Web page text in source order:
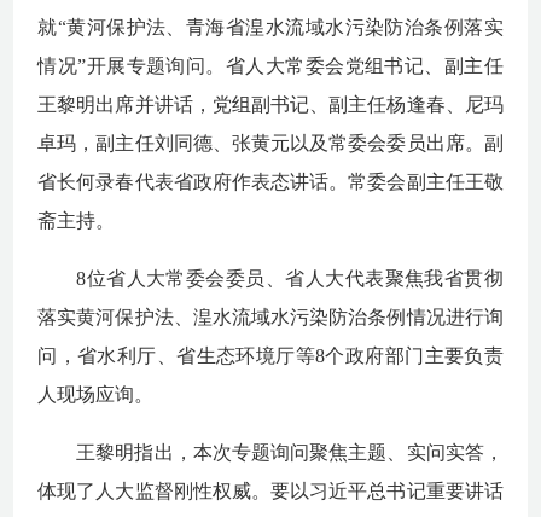
就“黄河保护法、青海省湟水流域水污染防治条例落实
情况”开展专题询问。省人大常委会党组书记、副主任
王黎明出席并讲话，党组副书记、副主任杨逢春、尼玛
卓玛，副主任刘同德、张黄元以及常委会委员出席。 副
省长何录春代表省政府作表态讲话。常委会副主任王敬
斋主持。
8位省人大常委会委员、省人大代表聚焦我省贯彻
落实黄河保护法、湟水流域水污染防治条例情况进行询
问，省水利厅、省生态环境厅等8个政府部门 主要负责
人现场应询。
王黎明指出， 本次专题询问聚焦主题、实问实答，
体现了人大监督刚性权威。要以习近平总书记重要讲话